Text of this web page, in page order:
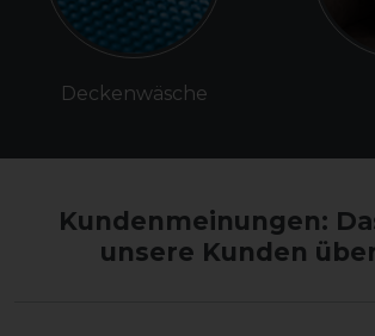
Deckenwäsche
Kundenmeinungen:
unsere Kunden